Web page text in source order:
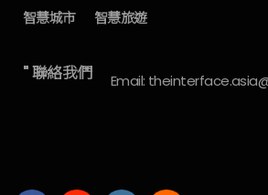
智慧城市
智慧旅遊
" 聯絡我們 Email: